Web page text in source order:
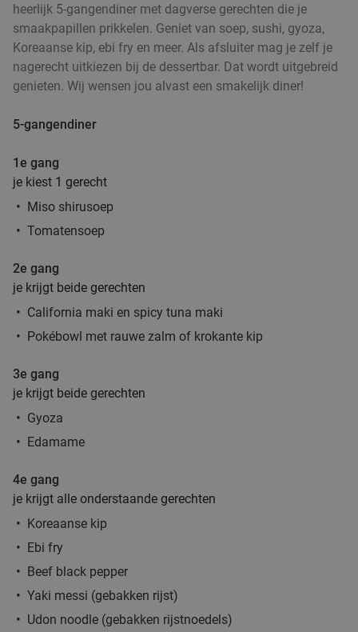
heerlijk 5-gangendiner met dagverse gerechten die je
smaakpapillen prikkelen. Geniet van soep, sushi, gyoza,
Koreaanse kip, ebi fry en meer. Als afsluiter mag je zelf je
nagerecht uitkiezen bij de dessertbar. Dat wordt uitgebreid
genieten. Wij wensen jou alvast een smakelijk diner!
5-gangendiner
1e gang
je kiest 1 gerecht
Miso shirusoep
Tomatensoep
2e gang
je krijgt beide gerechten
California maki en spicy tuna maki
Pokébowl met rauwe zalm of krokante kip
3e gang
je krijgt beide gerechten
Gyoza
Edamame
4e gang
je krijgt alle onderstaande gerechten
Koreaanse kip
Ebi fry
Beef black pepper
Yaki messi (gebakken rijst)
Udon noodle (gebakken rijstnoedels)